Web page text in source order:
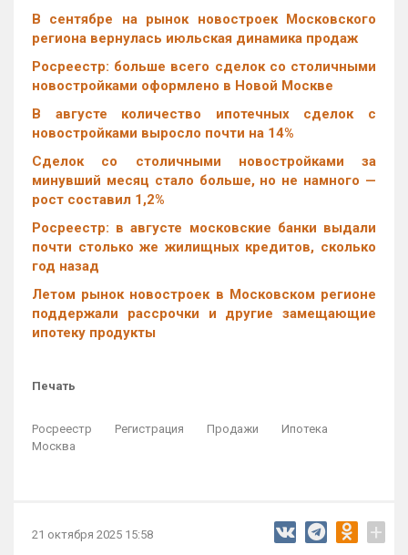
В сентябре на рынок новостроек Московского
региона вернулась июльская динамика продаж
Росреестр: больше всего сделок со столичными
новостройками оформлено в Новой Москве
В августе количество ипотечных сделок с
новостройками выросло почти на 14%
Cделок со столичными новостройками за
минувший месяц стало больше, но не намного —
рост составил 1,2%
Росреестр: в августе московские банки выдали
почти столько же жилищных кредитов, сколько
год назад
Летом рынок новостроек в Московском регионе
поддержали рассрочки и другие замещающие
ипотеку продукты
Печать
Росреестр Регистрация Продажи
Ипотека
Москва
21 октября 2025 15:58 +